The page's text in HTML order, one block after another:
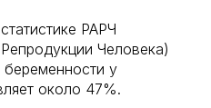
РАРЧ
Человека)
беременности у
около 47%.